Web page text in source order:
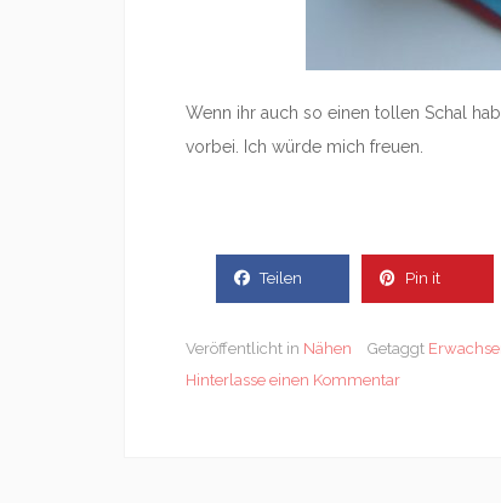
Wenn ihr auch so einen tollen Schal
vorbei. Ich würde mich freuen.
Teilen Pin it
Veröffentlicht in Nähen Getaggt
Hinterlasse einen Kommentar